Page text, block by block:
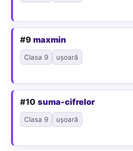
#9maxmin
Clasa 9 ușoară
#10suma-cifrelor
Clasa 9 ușoară